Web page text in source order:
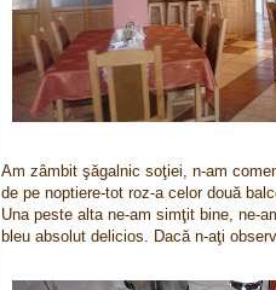
Am zâmbit şăgalnic soţiei, n-am
de pe noptiere-tot roz-a celor două
Una peste alta ne-am simţit bine, ne-
bleu absolut delicios. Dacă n-aţi